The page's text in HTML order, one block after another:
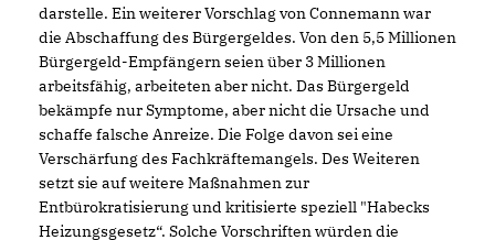
darstelle. Ein weiterer Vorschlag von Connemann war
die Abschaffung des Bürgergeldes. Von den 5,5 Millionen
Bürgergeld-Empfängern seien über 3 Millionen
arbeitsfähig, arbeiteten aber nicht. Das Bürgergeld
bekämpfe nur Symptome, aber nicht die Ursache und
schaffe falsche Anreize. Die Folge davon sei eine
Verschärfung des Fachkräftemangels. Des Weiteren
setzt sie auf weitere Maßnahmen zur
Entbürokratisierung und kritisierte speziell "Habecks
Heizungsgesetz“. Solche Vorschriften würden die